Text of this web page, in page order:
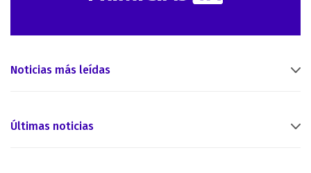
Noticias más leídas
Últimas noticias